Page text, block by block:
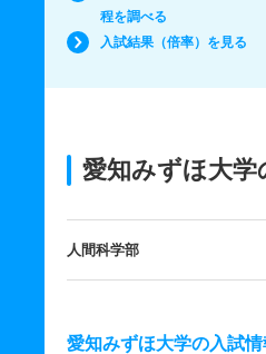
程を調べる
入試結果（倍率）を見る
愛知みずほ大学
人間科学部
愛知みずほ大学の入試